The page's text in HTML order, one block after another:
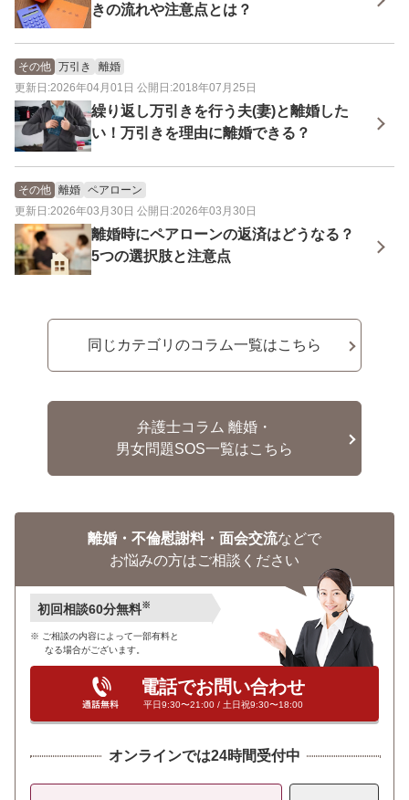
きの流れや注意点とは？
その他 万引き
離婚
更新日:2026年04月01日 公開日:2018年07月25日
繰り返し万引きを行う夫(妻)と離婚した
い！万引きを理由に離婚できる？
その他 離婚 ペアローン
更新日:2026年03月30日 公開日:2026年03月30日
離婚時にペアローンの返済はどうなる？
5つの選択肢と注意点
同じカテゴリのコラム一覧はこちら
弁護士コラム 離婚・
男女問題SOS一覧はこちら
離婚・不倫慰謝料・面会交流などで
お悩みの方はご相談ください
初回相談60分無料※
ご相談の内容によって一部有料と
なる場合がございます。
電話でお問い合わせ
平日9:30〜21:00 / 土日祝9:30〜18:00
オンラインでは24時間受付中